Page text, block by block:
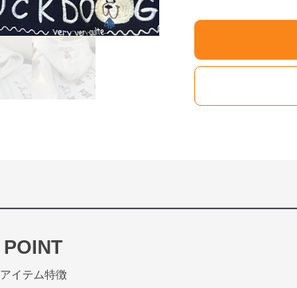
POINT
アイテム特徴